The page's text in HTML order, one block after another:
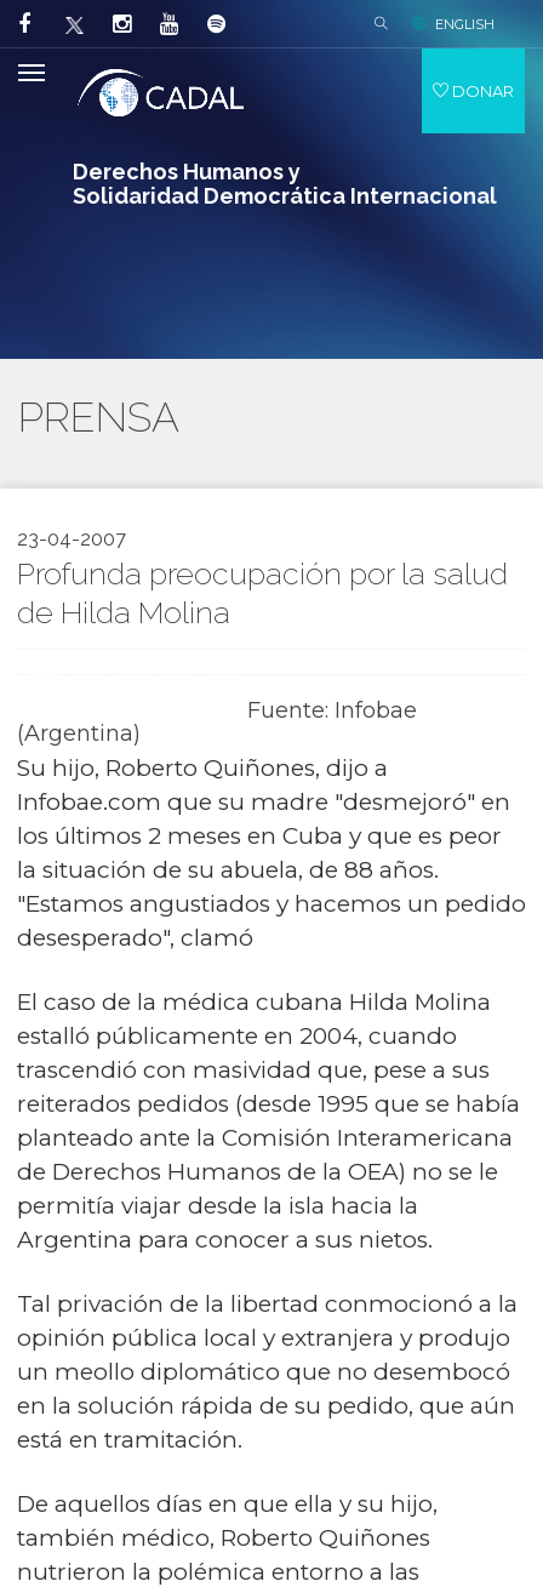
Derechos Humanos y
Solidaridad Democrática Internacional
ENGLISH
DONAR
PRENSA
23-04-2007
Profunda preocupación por la salud
de Hilda Molina
Fuente: Infobae
(Argentina)
Su hijo, Roberto Quiñones, dijo a
Infobae.com que su madre "desmejoró" en
los últimos 2 meses en Cuba y que es peor
la situación de su abuela, de 88 años.
"Estamos angustiados y hacemos un pedido
desesperado", clamó
El caso de la médica cubana Hilda Molina
estalló públicamente en 2004, cuando
trascendió con masividad que, pese a sus
reiterados pedidos (desde 1995 que se había
planteado ante la Comisión Interamericana
de Derechos Humanos de la OEA) no se le
permitía viajar desde la isla hacia la
Argentina para conocer a sus nietos.
Tal privación de la libertad conmocionó a la
opinión pública local y extranjera y produjo
un meollo diplomático que no desembocó
en la solución rápida de su pedido, que aún
está en tramitación.
De aquellos días en que ella y su hijo,
también médico, Roberto Quiñones
nutrieron la polémica entorno a las